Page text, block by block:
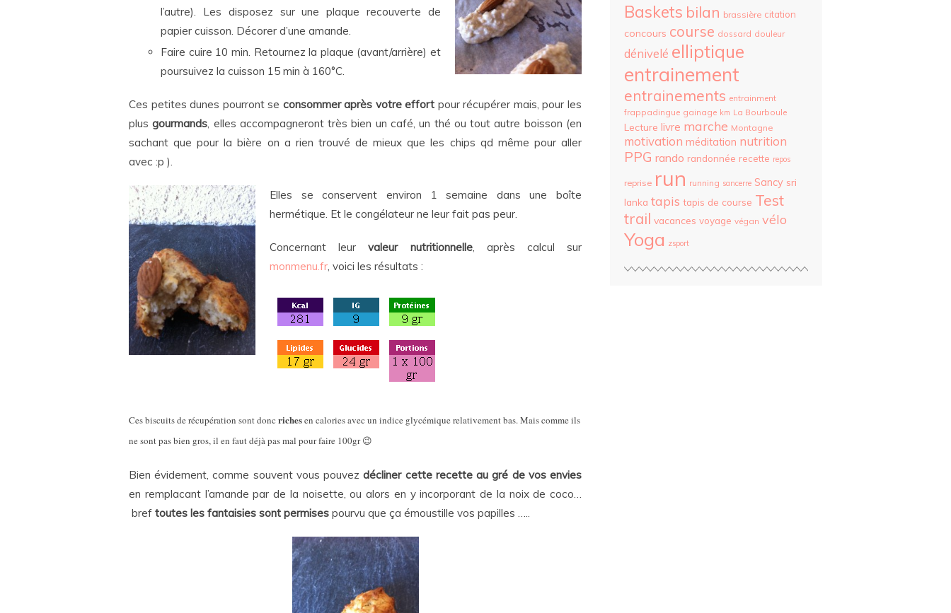
l’autre). Les disposez sur une plaque recouverte de
papier cuisson. Décorer d’une amande.
Faire cuire 10 min. Retournez la plaque (avant/arrière) et
poursuivez la cuisson 15 min à 160°C.
Ces petites dunes pourront se consommer après votre effort pour récupérer mais, pour les
plusgourmands, elles accompagneront très bien un café, un thé ou tout autre boisson (en
sachant que pour la bière on a rien trouvé de mieux que les chips qd même pour aller
avec :p ).
Elles se conservent environ 1 semaine dans une boîte
hermétique. Et le congélateur ne leur fait pas peur.
Concernant leur valeur nutritionnelle, après calcul sur
monmenu.fr, voici les résultats :
Ces biscuits de récupération sont donc richesen calories avec un indice glycémique relativement bas. Mais comme ils
ne sont pas bien gros, il en faut déjà pas mal pour faire 100gr 😉
Bien évidement, comme souvent vous pouvezdécliner cette recette au gré de vos envies
en remplacant l’amande par de la noisette, ou alors en y incorporant de la noix de coco…
bref toutes les fantaisies sont permises pourvu que ça émoustille vos papilles …..
Baskets bilan brassière citation
concours course dossard douleur
dénivelé elliptique
entrainement
entrainements entrainment
frappadingue gainage km La Bourboule
Lecture livre marche Montagne
motivation méditation nutrition
PPG rando randonnée recette repos
reprise run running sancerre Sancy sri
lanka tapis tapis de course Test
trail vacances voyage végan vélo
Yoga zsport